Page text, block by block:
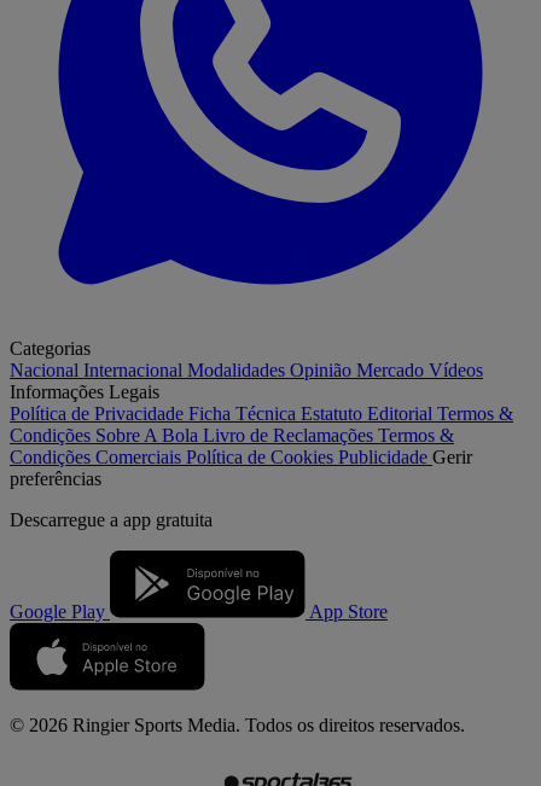
Categorias
Nacional Internacional Modalidades Opinião Mercado Vídeos
Informações Legais
Política de Privacidade Ficha Técnica Estatuto Editorial Termos &
Condições Sobre A Bola Livro de Reclamações Termos &
Condições Comerciais Política de Cookies Publicidade Gerir
preferências
Descarregue a app gratuita
Google Play App Store
© 2026 Ringier Sports Media. Todos os direitos reservados.